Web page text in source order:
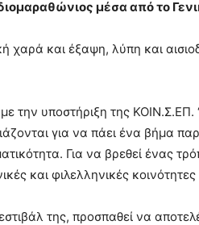
μέσα από το
χαρά και έξαψη, λύπη και
με την υποστήριξη της
για να πάει ένα βήμα
Για να βρεθεί ένας
και φιλελληνικές
της, προσπαθεί να